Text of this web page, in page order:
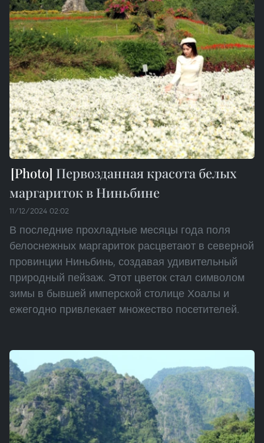
Первозданная красота белых
маргариток в Ниньбине
11/12/2024 02:02
В последние прохладные месяцы года поля
белоснежных маргариток расцветают в северной
провинции Ниньбинь, создавая удивительный
природный пейзаж. Этот цветок стал символом
зимы в бывшей имперской столице Хоалы и
ежегодно привлекает множество посетителей.